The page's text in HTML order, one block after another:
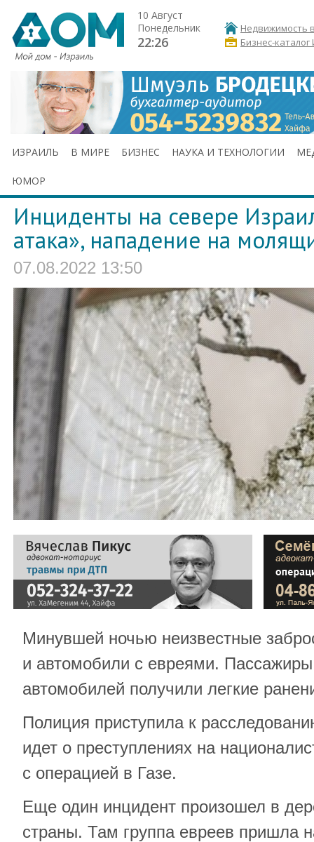
10 Август
Понедельник
22:26
Недвижимость
Бизнес-каталог
ИЗРАИЛЬ В МИРЕ БИЗНЕС НАУКА И ТЕХНОЛОГИИ
ЮМОР
Инциденты на севере
атака», нападение на
07.08.2022 13:50
Минувшей ночью неизвестные
и автомобили с евреями. Пассажиры
автомобилей получили легкие
Полиция приступила к
идет о преступлениях на
с операцией в Газе.
Еще один инцидент произошел в
страны. Там группа евреев пришла